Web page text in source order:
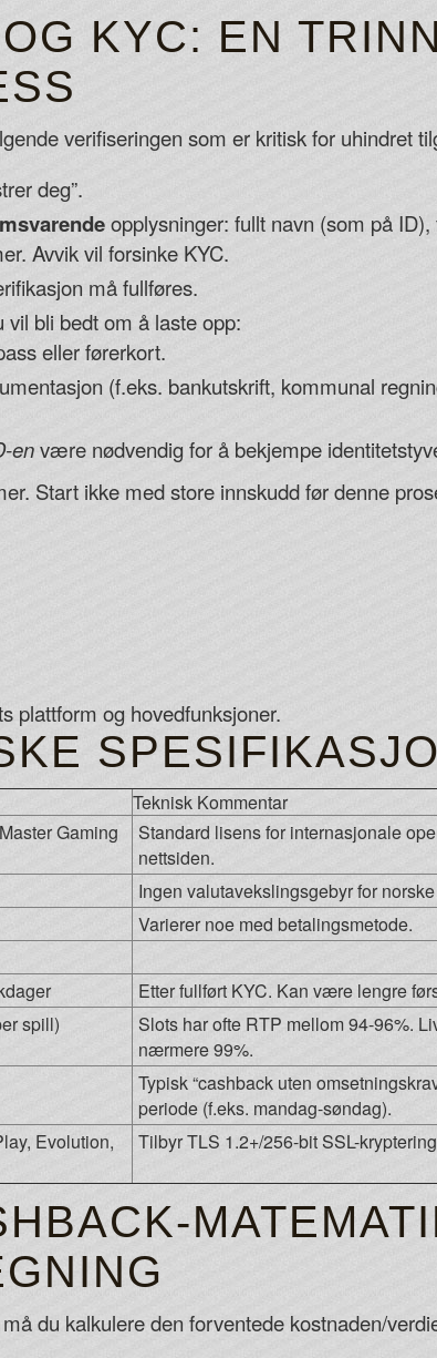
KYC: EN
verifiseringen som er kritisk for uhindret
deg”.
opplysninger: fullt navn (som på ID),
Avvik vil forsinke KYC.
må fullføres.
vil bli bedt om å laste opp:
eller førerkort.
(f.eks. bankutskrift, kommunal
envære nødvendig for å bekjempe
Start ikke med store innskudd før denne
plattform og hovedfunksjoner.
Teknisk Kommentar
Gaming
Standard lisens for internasjonale
nettsiden.
Ingen valutavekslingsgebyr for
Varierer noe med betalingsmetode.
Etter fullført KYC. Kan være lengre
spill)
Slots har ofte RTP mellom 94-96%.
nærmere 99%.
Typisk “cashback uten
periode (f.eks. mandag-søndag).
Evolution,
Tilbyr TLS 1.2+/256-bit SSL-
du kalkulere den forventede kostnaden/